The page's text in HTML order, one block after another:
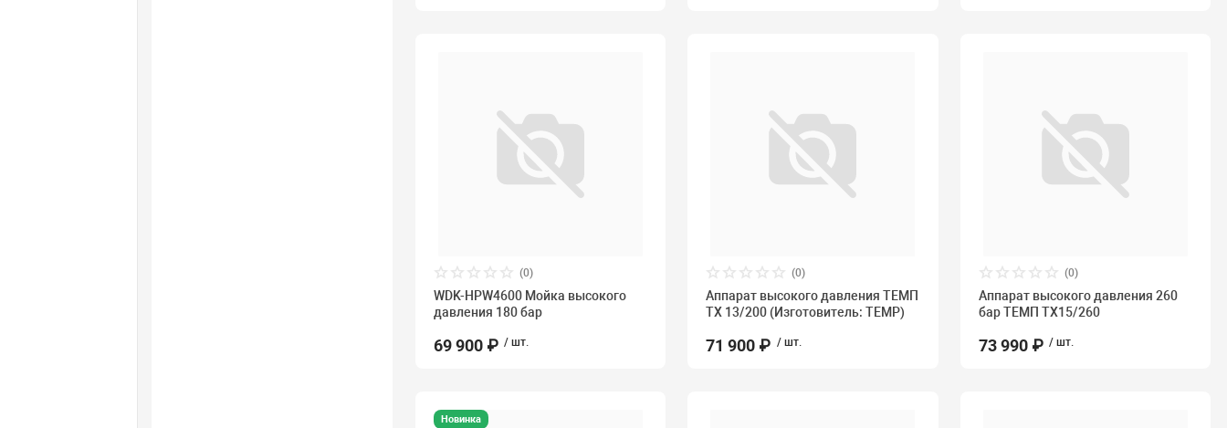
(0)
WDK-HPW4600 Мойка высокого
давления 180 бар
69 900 ₽ / шт.
(0)
Аппарат высокого давления ТЕМП
ТХ 13/200 (Изготовитель: TEMP)
71 900 ₽ / шт.
(0)
Аппарат высокого давления 260
бар ТЕМП TX15/260
73 990 ₽ / шт.
Новинка